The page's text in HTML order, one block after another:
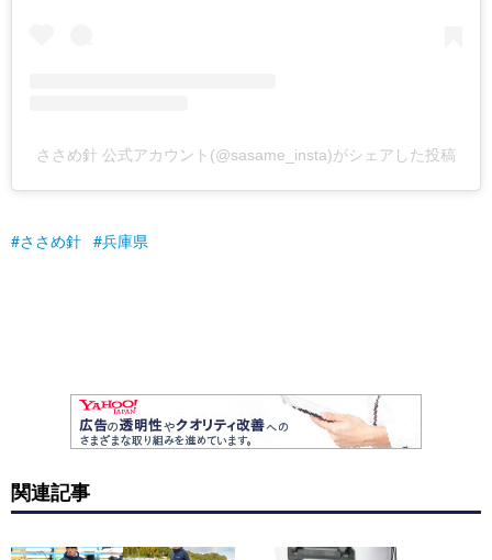
ささめ針 公式アカウント(@sasame_insta)がシェアした投稿
ささめ針 兵庫県
関連記事